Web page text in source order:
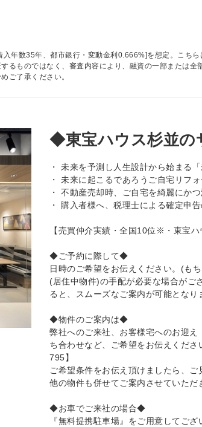
年数35年、都市銀行・変動金利0.666%]を想定。こちら
るものではなく、審査内容により、融資の一部または全
ご了承ください。
◆東宝ハウス杉並
・ 未来を予測し人生設計から始まる
・ 未来に起こるであろうご自宅リフ
・ 不動産売却時、ご自宅を綺麗にか
・ 購入者様へ、税理士による確定申
【売買仲介実績・全国10位※・東宝ハ
◆ご予約に際して◆
日時のご希望をお伝えください。(も
(居住中物件)の手配が必要な場合がご
ると、スムーズなご案内が可能となり
◆物件のご案内は◆
弊社へのご来社、お客様宅へのお迎
ち合わせなど、ご希望をお伝えくだ
795】
ご希望条件をお伝え頂けましたら、
他の物件も併せてご案内させていただ
◆お車でご来社の場合◆
『無料提携駐車場』をご用意してご